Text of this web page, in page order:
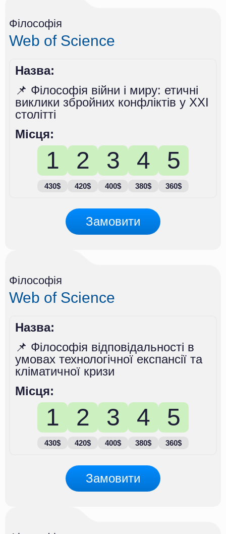
Філософія
Web of Science
Назва:
📌 Філософія війни і миру: етичні
виклики збройних конфліктів у XXI
столітті
Місця:
1
430$
2
420$
3
400$
4
380$
5
360$
Замовити
Філософія
Web of Science
Назва:
📌 Філософія відповідальності в
умовах технологічної експансії та
кліматичної кризи
Місця:
1
430$
2
420$
3
400$
4
380$
5
360$
Замовити